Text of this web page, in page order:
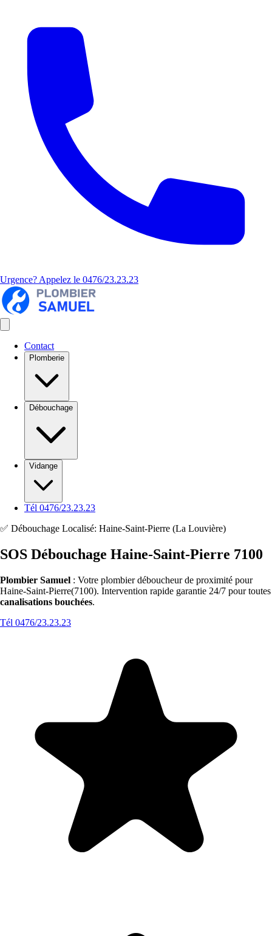
Urgence? Appelez le 0476/23.23.23
Contact
Plomberie
Débouchage
Vidange
Tél 0476/23.23.23
✅ Débouchage Localisé: Haine-Saint-Pierre (La Louvière)
SOS Débouchage Haine-Saint-Pierre 7100
Plombier Samuel : Votre plombier déboucheur de proximité pour
Haine-Saint-Pierre(7100). Intervention rapide garantie 24/7 pour toutes
canalisations bouchées.
Tél 0476/23.23.23